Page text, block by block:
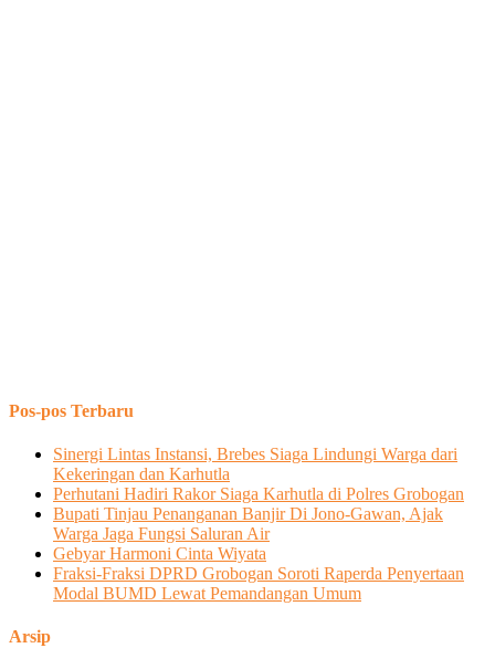
Pos-pos Terbaru
Sinergi Lintas Instansi, Brebes Siaga Lindungi Warga dari
Kekeringan dan Karhutla
Perhutani Hadiri Rakor Siaga Karhutla di Polres Grobogan
Bupati Tinjau Penanganan Banjir Di Jono-Gawan, Ajak
Warga Jaga Fungsi Saluran Air
Gebyar Harmoni Cinta Wiyata
Fraksi-Fraksi DPRD Grobogan Soroti Raperda Penyertaan
Modal BUMD Lewat Pemandangan Umum
Arsip